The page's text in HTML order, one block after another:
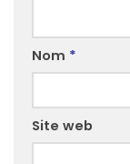
Nom *
Site web